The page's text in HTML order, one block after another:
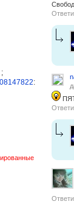
;
: